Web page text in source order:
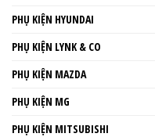
PHỤ KIỆN HYUNDAI
PHỤ KIỆN LYNK & CO
PHỤ KIỆN MAZDA
PHỤ KIỆN MG
PHỤ KIỆN MITSUBISHI